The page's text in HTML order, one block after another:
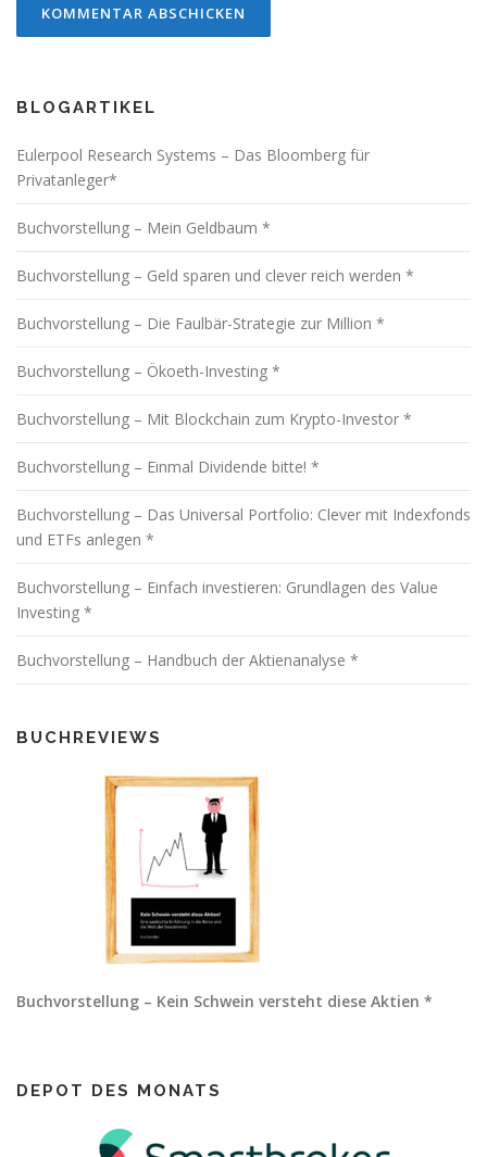
BLOGARTIKEL
Eulerpool Research Systems – Das Bloomberg für
Privatanleger*
Buchvorstellung – Mein Geldbaum *
Buchvorstellung – Geld sparen und clever reich werden *
Buchvorstellung – Die Faulbär-Strategie zur Million *
Buchvorstellung – Ökoeth-Investing *
Buchvorstellung – Mit Blockchain zum Krypto-Investor *
Buchvorstellung – Einmal Dividende bitte! *
Buchvorstellung – Das Universal Portfolio: Clever mit Indexfonds
und ETFs anlegen *
Buchvorstellung – Einfach investieren: Grundlagen des Value
Investing *
Buchvorstellung – Handbuch der Aktienanalyse *
BUCHREVIEWS
Buchvorstellung – Kein Schwein versteht diese Aktien *
DEPOT DES MONATS